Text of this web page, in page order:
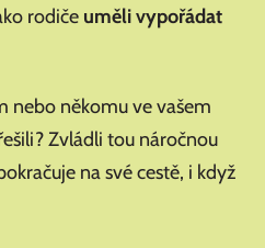
rodiče uměli vypořádat
nebo někomu ve vašem
Zvládli tou náročnou
na své cestě, i když